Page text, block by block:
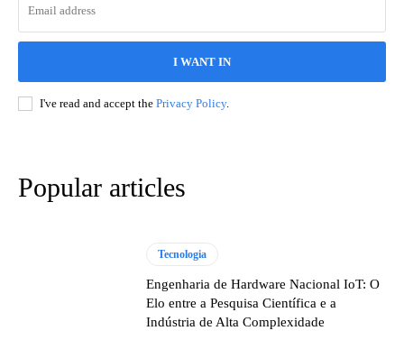
I WANT IN
I've read and accept the Privacy Policy.
Popular articles
Tecnologia
Engenharia de Hardware Nacional IoT: O
Elo entre a Pesquisa Científica e a
Indústria de Alta Complexidade